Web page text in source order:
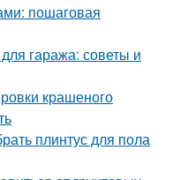
пошаговая
гаража: советы и
крашеного
плинтус для пола